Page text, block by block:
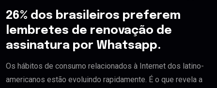
26% dos brasileiros preferem
lembretes de renovação de
assinatura por Whatsapp.
Os hábitos de consumo relacionados à Internet dos latino-
americanos estão evoluindo rapidamente. É o que revela a